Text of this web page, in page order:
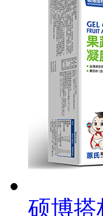
硕博搭